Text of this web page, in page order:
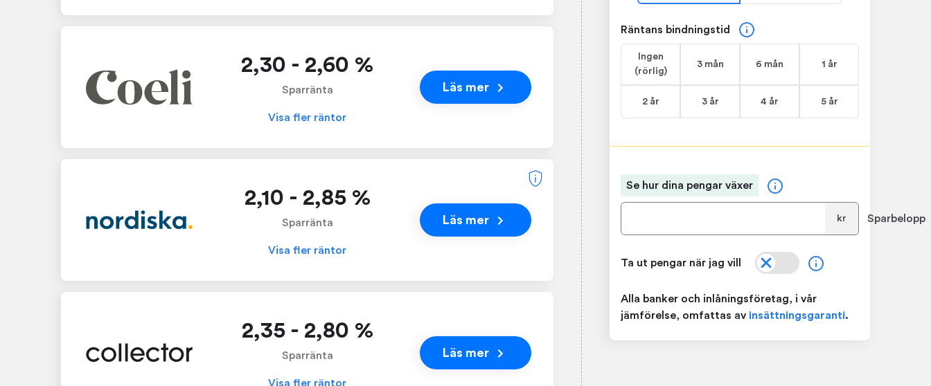
Räntans bindningstid
Ingen
(rörlig)
3 mån 6 mån 1 år
2 år 3 år 4 år 5 år
Se hur dina pengar växer
Sparbelopp
kr
Ta ut pengar när jag vill
Alla banker och inlåningsföretag, i vår
jämförelse, omfattas av insättningsgaranti.
2,30 - 2,60 %
Sparränta
Visa fler räntor
Läs mer
2,10 - 2,85 %
Sparränta
Visa fler räntor
Läs mer
2,35 - 2,80 %
Sparränta
Visa fler räntor
Läs mer